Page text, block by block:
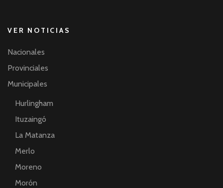
VER NOTICIAS
Nacionales
Provinciales
Municipales
Hurlingham
Ituzaingó
La Matanza
Merlo
Moreno
Morón